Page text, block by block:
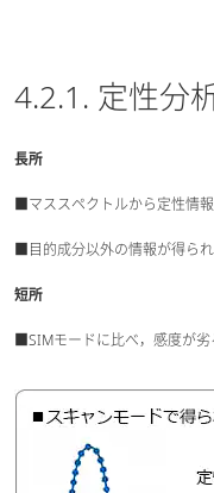
4.2.1. 定性分
長所
■マススペクトルから定性情
■目的成分以外の情報が得ら
短所
■SIMモードに比べ，感度が劣